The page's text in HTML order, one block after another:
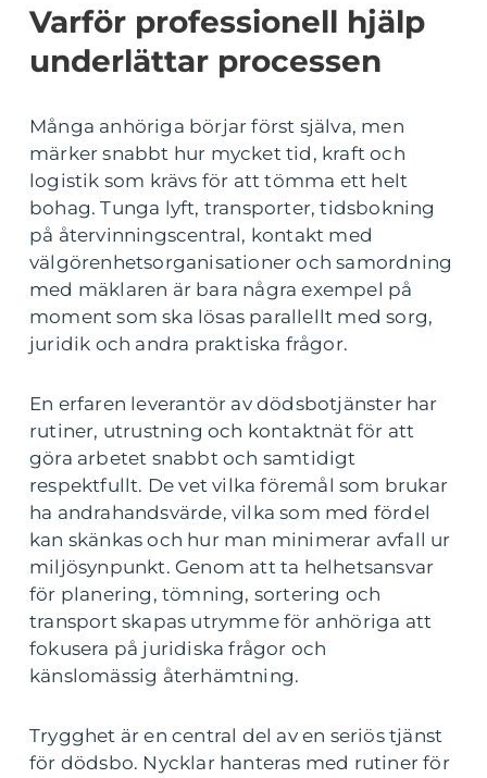
Varför professionell hjälp
underlättar processen
Många anhöriga börjar först själva, men
märker snabbt hur mycket tid, kraft och
logistik som krävs för att tömma ett helt
bohag. Tunga lyft, transporter, tidsbokning
på återvinningscentral, kontakt med
välgörenhetsorganisationer och samordning
med mäklaren är bara några exempel på
moment som ska lösas parallellt med sorg,
juridik och andra praktiska frågor.
En erfaren leverantör av dödsbotjänster har
rutiner, utrustning och kontaktnät för att
göra arbetet snabbt och samtidigt
respektfullt. De vet vilka föremål som brukar
ha andrahandsvärde, vilka som med fördel
kan skänkas och hur man minimerar avfall ur
miljösynpunkt. Genom att ta helhetsansvar
för planering, tömning, sortering och
transport skapas utrymme för anhöriga att
fokusera på juridiska frågor och
känslomässig återhämtning.
Trygghet är en central del av en seriös tjänst
för dödsbo. Nycklar hanteras med rutiner för